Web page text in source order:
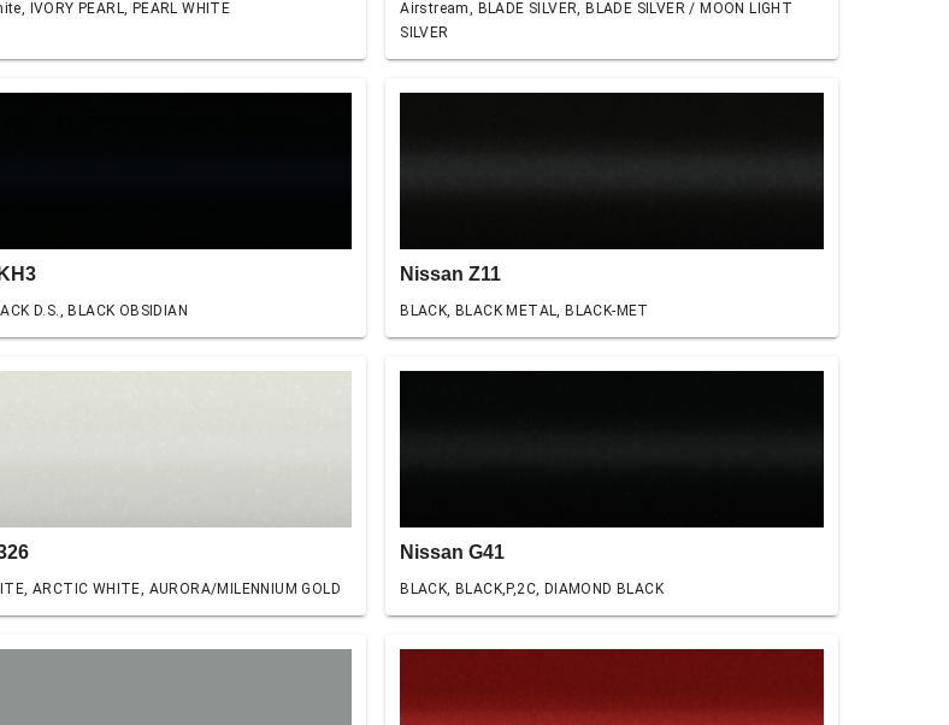
IVORY PEARL, PEARL WHITE
Airstream, BLADE SILVER, BLADE SILVER / MOON LIGHT
SILVER
D.S., BLACK OBSIDIAN
Nissan Z11
BLACK, BLACK METAL, BLACK-MET
ARCTIC WHITE, AURORA/MILENNIUM GOLD
Nissan G41
BLACK, BLACK,P,2C, DIAMOND BLACK